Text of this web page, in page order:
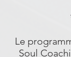
Le
Soul